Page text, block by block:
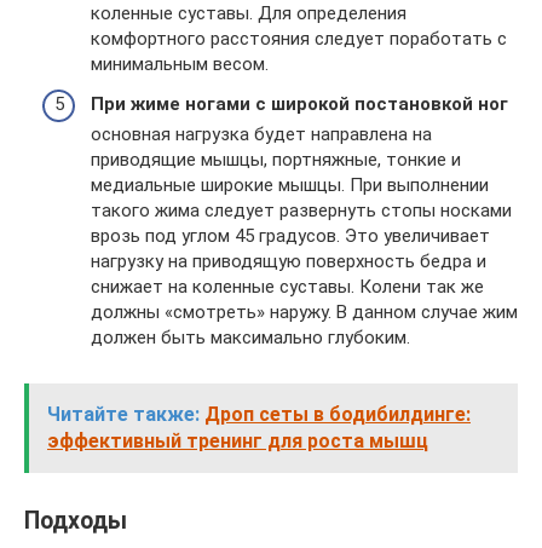
коленные суставы. Для определения
комфортного расстояния следует поработать с
минимальным весом.
При жиме ногами с широкой постановкой ног
основная нагрузка будет направлена на
приводящие мышцы, портняжные, тонкие и
медиальные широкие мышцы. При выполнении
такого жима следует развернуть стопы носками
врозь под углом 45 градусов. Это увеличивает
нагрузку на приводящую поверхность бедра и
снижает на коленные суставы. Колени так же
должны «смотреть» наружу. В данном случае жим
должен быть максимально глубоким.
Читайте также: Дроп сеты в бодибилдинге:
эффективный тренинг для роста мышц
Подходы